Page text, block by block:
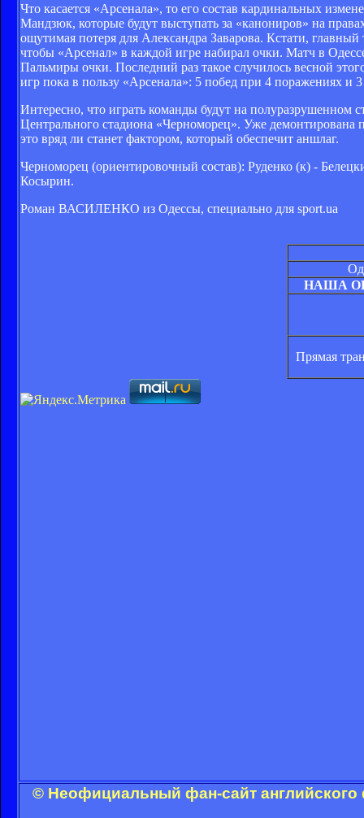
Что касается «Арсенала», то его состав кардинальных
Мандзюк, которые будут выступать за «канониров» на
ощутимая потеря для Александра Заварова. Кстати, главный
чтобы «Арсенал» в каждой игре набирал очки. Матч в
Пальмиры очки. Последний раз такое случилось весной
игр пока в пользу «Арсенала»: 5 побед при 4 поражениях и
Интересно, что играть команды будут на
Центрального стадиона «Черноморец». Уже демонтирована
это вряд ли станет фактором, который обеспечит аншлаг.
Черноморец (ориентировочный состав): Руденко (к) -
Косырин.
Роман ВАСИЛЕНКО из Одессы, специально для sport.ua
НАША
Прямая
© Неофициальный фан-сайт английского